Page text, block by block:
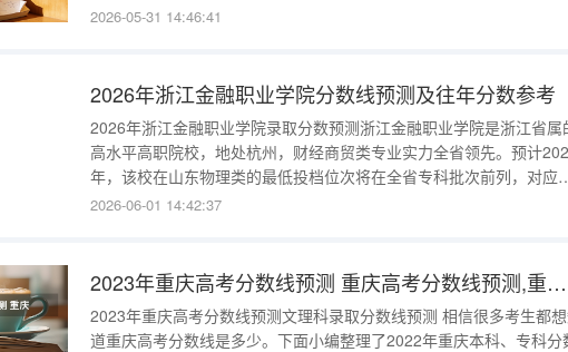
前列，对应分数约为445-460分。其通信技术、微电子技术等王牌专
2026-05-31 14:46:41
2026年浙江金融职业学院分数线预测及往年分数参考
2026年浙江金融职业学院录取分数预测浙江金融职业学院是浙江省属
高水平高职院校，地处杭州，财经商贸类专业实力全省领先。预计
年，该校在山东物理类的最低投档位次将在全省专科批次前列，对应
数约为430-445分；历史类考生分数约为435-450分。其金融管理、
2026-06-01 14:42:37
2023年重庆高考分数线预测 重庆高考分数线预测,重庆高考文科理科分数线预测
2023年重庆高考分数线预测文理科录取分数线预测 相信很多考生都想知
道重庆高考分数线是多少。下面小编整理了2022年重庆本科、专科分